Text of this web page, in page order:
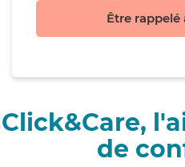
Être
Click&Care,
de